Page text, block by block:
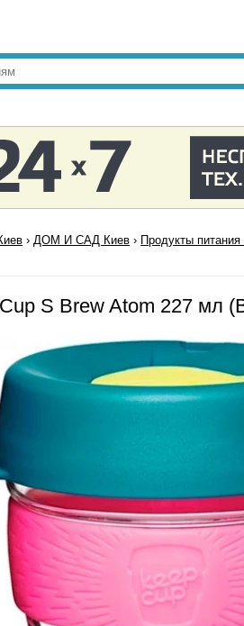
›ДОМ И САД Киев › Продукты
S Brew Atom 227 мл